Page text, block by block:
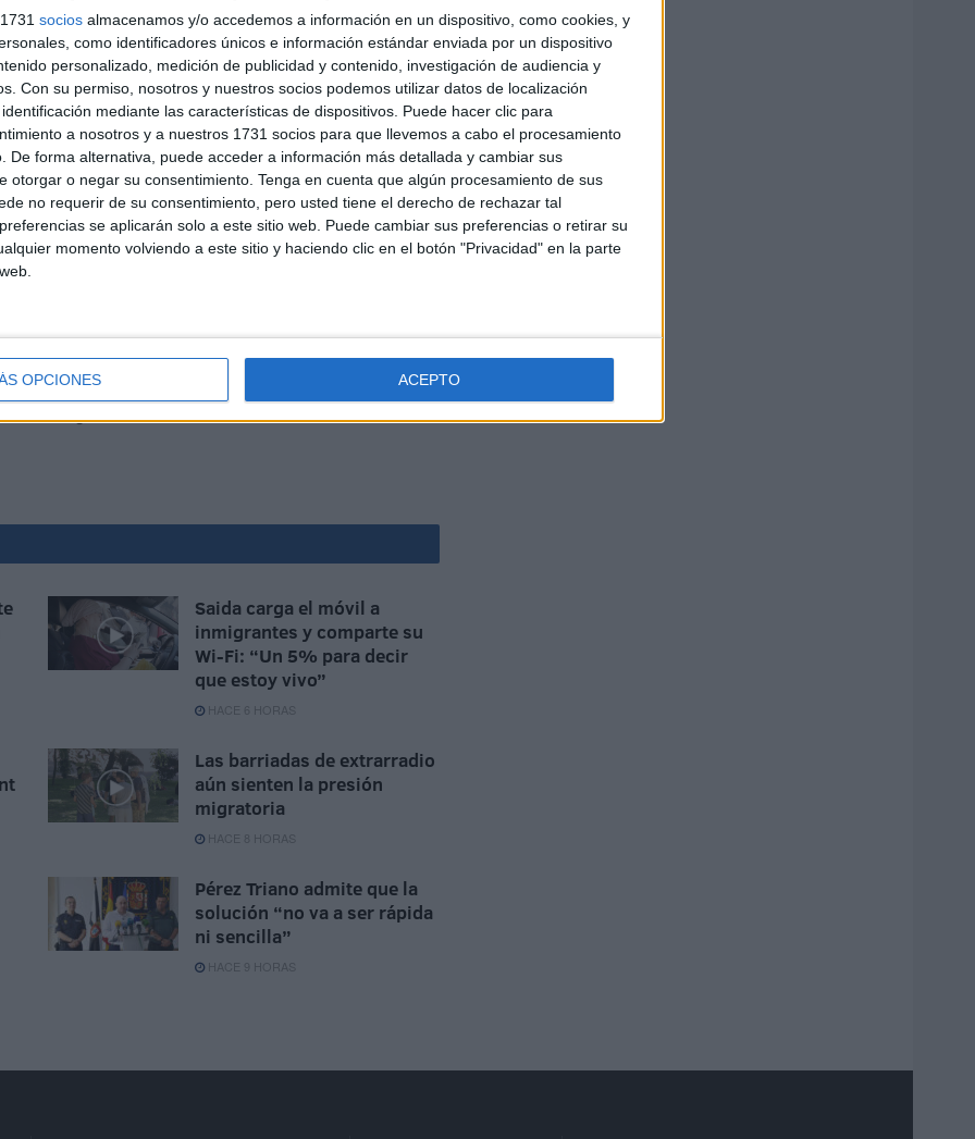
socios almacenamos y/o accedemos a información en un dispositivo, como cookies, y
como identificadores únicos e información estándar enviada por un dispositivo
personalizado, medición de publicidad y contenido, investigación de audiencia y
Con su permiso, nosotros y nuestros socios podemos utilizar datos de localización
mediante las características de dispositivos. Puede hacer clic para
a nosotros y a nuestros 1731 socios para que llevemos a cabo el procesamiento
De forma alternativa, puede acceder a información más detallada y cambiar sus
otorgar o negar su consentimiento. Tenga en cuenta que algún procesamiento de sus
no requerir de su consentimiento, pero usted tiene el derecho de rechazar tal
se aplicarán solo a este sitio web. Puede cambiar sus preferencias o retirar su
momento volviendo a este sitio y haciendo clic en el botón "Privacidad" en la parte
OPCIONES ACEPTO
antes, porque su deseo es volver; es cierto que
pero confío en que todo se agilice", ha concluido la
de la fresa y los frutos rojos y los empresarios la la
el destino de estas temporeras en el momento en
la recogida.
Saida carga el móvil a
inmigrantes y comparte su
Wi-Fi: “Un 5% para decir
que estoy vivo”
HACE 6 HORAS
Las barriadas de extrarradio
aún sienten la presión
migratoria
HACE 8 HORAS
Pérez Triano admite que la
solución “no va a ser rápida
ni sencilla”
HACE 9 HORAS